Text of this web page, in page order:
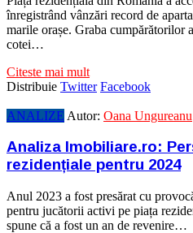
înregistrând vânzări record de
marile orașe. Graba cumpărătorilor
cotei…
Citeste mai mult
Distribuie Twitter Facebook
ANALIZE Autor: Oana Ungureanu
Analiza Imobiliare.ro:
rezidențiale pentru 2024
Anul 2023 a fost presărat cu
pentru jucătorii activi pe piața
spune că a fost un an de revenire…